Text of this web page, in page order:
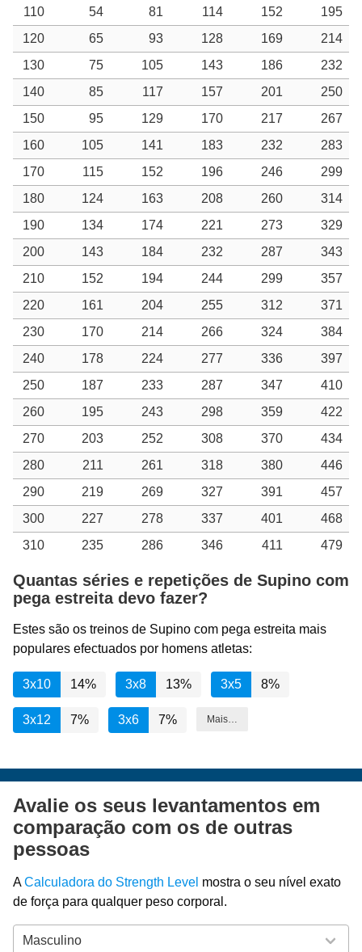
110
54 81 114 152
195
120
65 93 128 169
214
130
75 105 143 186
232
140
85 117 157 201
250
150
95 129 170 217
267
160
105 141 183 232
283
170
115 152 196 246
299
180
124 163 208 260
314
190
134 174 221 273
329
200
143 184 232 287
343
210
152 194 244 299
357
220
161 204 255 312
371
230
170 214 266 324
384
240
178 224 277 336
397
250
187 233 287 347
410
260
195 243 298 359
422
270
203 252 308 370
434
280
211 261 318 380
446
290
219 269 327 391
457
300
227 278 337 401
468
310
235 286 346 411 479
Quantas séries e repetições de Supino com
pega estreita devo fazer?
Estes são os treinos de Supino com pega estreita mais
populares efectuados por homens atletas:
3x10 14% 3x8 13% 3x5 8%
3x12 7% 3x6 7% Mais…
Avalie os seus levantamentos em
comparação com os de outras
pessoas
ACalculadora do Strength Level mostra o seu nível exato
de força para qualquer peso corporal.